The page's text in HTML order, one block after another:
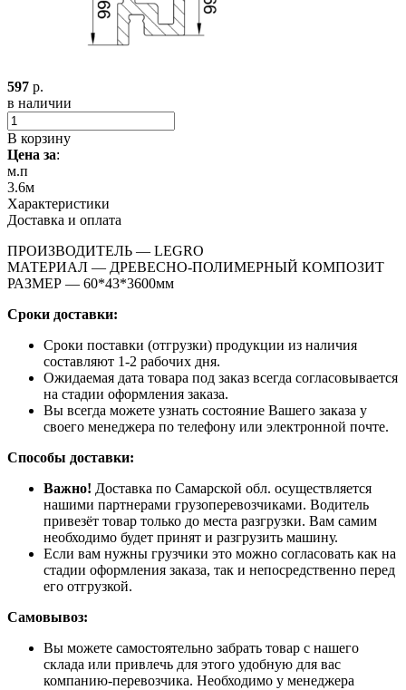
597 р.
в наличии
В корзину
Цена за:
м.п
3.6м
Характеристики
Доставка и оплата
ПРОИЗВОДИТЕЛЬ — LEGRO
МАТЕРИАЛ — ДРЕВЕСНО-ПОЛИМЕРНЫЙ КОМПОЗИТ
РАЗМЕР — 60*43*3600мм
Сроки доставки:
Сроки поставки (отгрузки) продукции из наличия
составляют 1-2 рабочих дня.
Ожидаемая дата товара под заказ всегда согласовывается
на стадии оформления заказа.
Вы всегда можете узнать состояние Вашего заказа у
своего менеджера по телефону или электронной почте.
Способы доставки:
Важно! Доставка по Самарской обл. осуществляется
нашими партнерами грузоперевозчиками. Водитель
привезёт товар только до места разгрузки. Вам самим
необходимо будет принят и разгрузить машину.
Если вам нужны грузчики это можно согласовать как на
стадии оформления заказа, так и непосредственно перед
его отгрузкой.
Самовывоз:
Вы можете самостоятельно забрать товар с нашего
склада или привлечь для этого удобную для вас
компанию-перевозчика. Необходимо у менеджера